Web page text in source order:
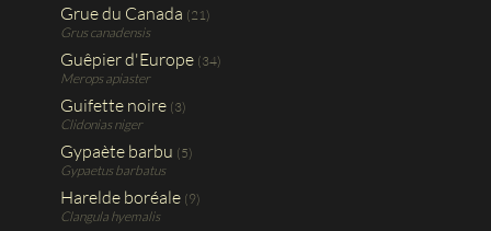
Grue du Canada (21)
Grus canadensis
Guêpier d'Europe (34)
Merops apiaster
Guifette noire (3)
Clidonias niger
Gypaète barbu (5)
Gypaetus barbatus
Harelde boréale (9)
Clangula hyemalis